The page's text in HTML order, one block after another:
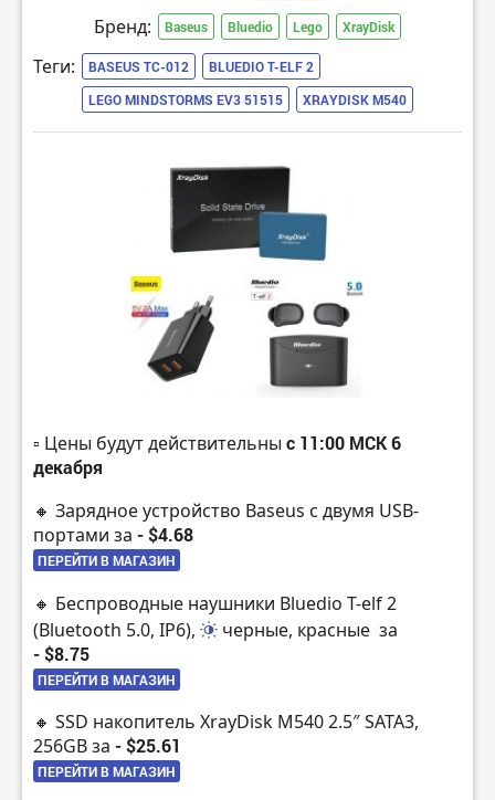
Бренд: Baseus Bluedio Lego XrayDisk
Теги: BASEUS TC-012
BLUEDIO T-ELF 2
LEGO MINDSTORMS EV3 51515
XRAYDISK M540
▫️ Цены будут действительны с 11:00 МСК 6
декабря
🔸 Зарядное устройство Baseus с двумя USB-
портами за - $4.68
ПЕРЕЙТИ В МАГАЗИН
🔸 Беспроводные наушники Bluedio T-elf 2
(Bluetooth 5.0, IP6),
черные, красные за
- $8.75
ПЕРЕЙТИ В МАГАЗИН
🔸 SSD накопитель XrayDisk M540 2.5″ SATA3,
256GB за - $25.61
ПЕРЕЙТИ В МАГАЗИН